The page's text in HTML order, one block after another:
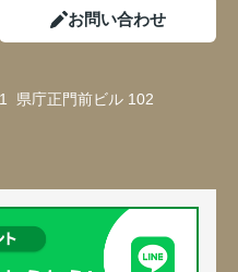
お問い合わせ
県庁正門前ビル 102